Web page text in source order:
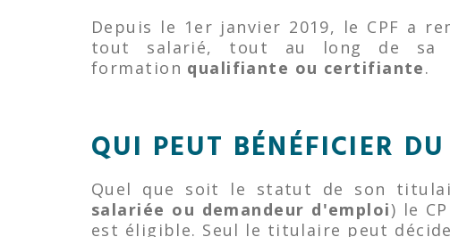
Depuis le 1er janvier 2019, le CPF a
tout salarié, tout au long de sa
formation qualifiante ou certifiante.
QUI PEUT BÉNÉFICIER
Quel que soit le statut de son
salariée ou demandeur d'emploi) le
est éligible. Seul le titulaire peut